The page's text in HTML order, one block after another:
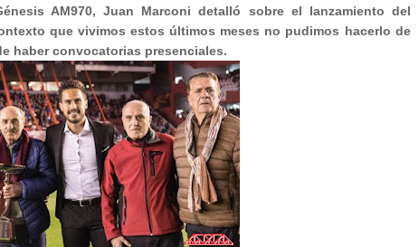
AM970, Juan Marconi detalló sobre el lanzamiento del
que vivimos estos últimos meses no pudimos hacerlo de
haber convocatorias presenciales.